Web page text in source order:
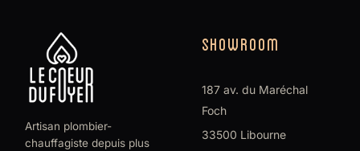
Artisan plombier-
chauffagiste depuis plus
SHOWROOM
187 av. du Maréchal
Foch
33500 Libourne